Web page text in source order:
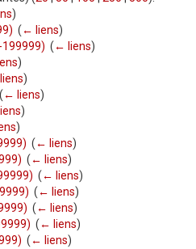
)
( ← liens)
199999) ( ← liens)
)
)
( ← liens)
)
)
( ← liens)
( ← liens)
( ← liens)
( ← liens)
( ← liens)
( ← liens)
( ← liens)